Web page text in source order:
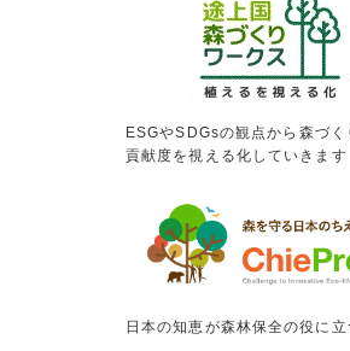
ESGやSDGsの観点から森づく
貢献度を視える化していきます
日本の知恵が森林保全の役に立